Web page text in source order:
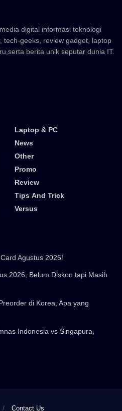
digital informasi teknologi
tech-geeks, review gadget, laptop
berita unik seputar dunia IT.
Laptop & PC
News
Other
Promo
Review
Tips And Trick
Versus
Agustus 2026!
2026, Belum Diskon tapi Masih
di Korea, Apa yang
Indonesia vs Singapura,
Contact Us